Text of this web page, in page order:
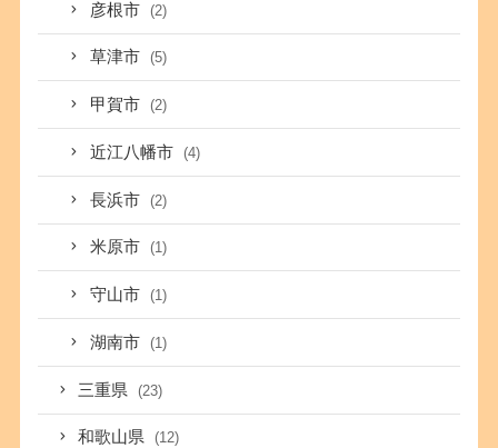
彦根市 (2)
草津市 (5)
甲賀市 (2)
近江八幡市 (4)
長浜市 (2)
米原市 (1)
守山市 (1)
湖南市 (1)
三重県 (23)
和歌山県 (12)